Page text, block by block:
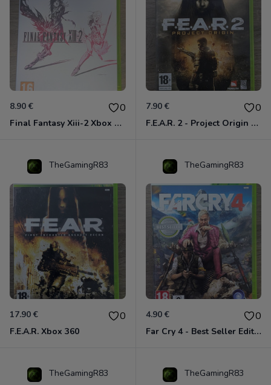
8.90 € 0
Final Fantasy Xiii-2 Xbox 360
7.90 € 0
F.E.A.R. 2 - Project Origin Xbox 360
TheGamingR83
17.90 € 0
F.E.A.R. Xbox 360
TheGamingR83
4.90 € 0
Far Cry 4 - Best Seller Edition Xbox 360
TheGamingR83 TheGamingR83